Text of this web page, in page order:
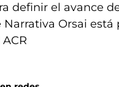
definir el avance
Narrativa Orsai